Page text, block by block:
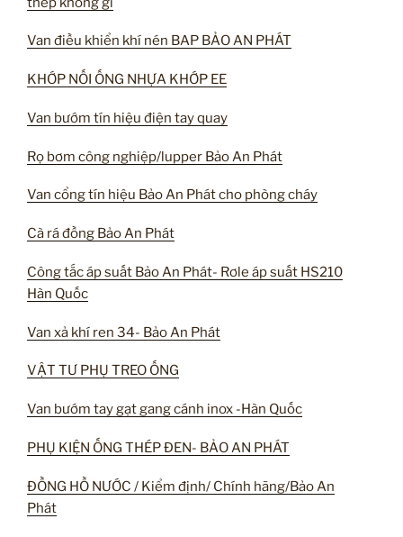
Van điều khiển khí nén BAP BẢO AN PHÁT
KHỚP NỐI ỐNG NHỰA KHỚP EE
Van bướm tín hiệu điện tay quay
Rọ bơm công nghiệp/lupper Bảo An Phát
Van cổng tín hiệu Bảo An Phát cho phòng cháy
Cà rá đồng Bảo An Phát
Công tắc áp suất Bảo An Phát- Rơle áp suất HS210
Hàn Quốc
Van xả khí ren 34- Bảo An Phát
VẬT TƯ PHỤ TREO ỐNG
Van bướm tay gạt gang cánh inox -Hàn Quốc
PHỤ KIỆN ỐNG THÉP ĐEN- BẢO AN PHÁT
ĐỒNG HỒ NƯỚC / Kiểm định/ Chính hãng/Bảo An
Phát